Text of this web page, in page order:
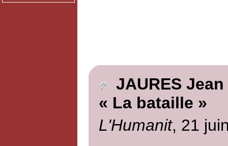
JAURES Jean
« La bataille »
L'Humanit, 21